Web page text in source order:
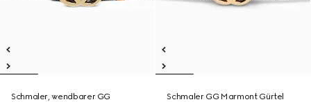
Schmaler, wendbarer GG
Schmaler GG Marmont Gürtel